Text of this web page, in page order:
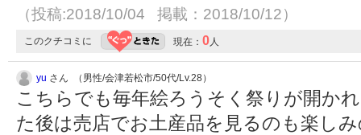
（投稿:2018/10/04 掲載：2018/10/12）
このクチコミに 現在： 0人
yu さん （男性/会津若松市/50代/Lv.28）
こちらでも毎年絵ろうそく祭りが開か
た後は売店でお土産品を見るのも楽し